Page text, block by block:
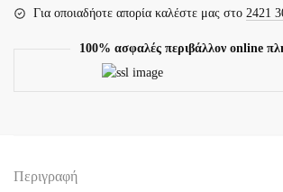
027.
Για οποιαδήοτε απορία καλέστε μας στο 2421
100% ασφαλές περιβάλλον online
Περιγραφή